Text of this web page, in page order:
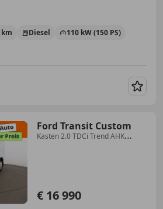
km Diesel
110 kW (150 PS)
Ford Transit Custom
Kasten 2.0 TDCi Trend AHK
€ 16 990